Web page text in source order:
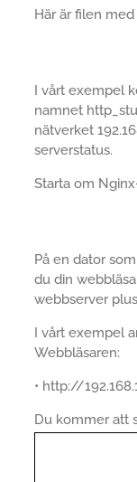
Här är filen
I vårt exempel
namnet
nätverket
serverstatus.
Starta om
På en dator
du din
webbserver
I vårt exempel
Webbläsaren:
• http://
Du kommer att